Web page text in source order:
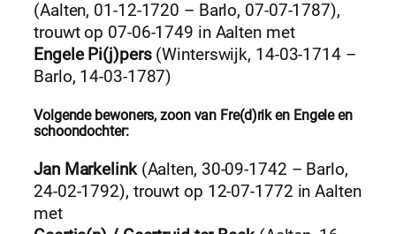
(Aalten, 01-12-1720 – Barlo, 07-07-1787),
trouwt op 07-06-1749 in Aalten met
Engele Pi(j)pers(Winterswijk, 14-03-1714 –
Barlo, 14-03-1787)
Volgende bewoners, zoon van Fre(d)rik en Engele en
schoondochter:
Jan Markelink(Aalten, 30-09-1742 – Barlo,
24-02-1792), trouwt op 12-07-1772 in Aalten
met